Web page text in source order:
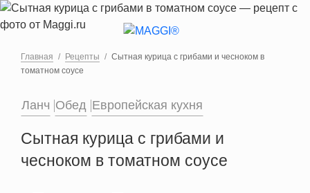
Перейти к основному содержанию
Главная Рецепты
Сытная курица с грибами и чесноком в
томатном соусе
Ланч Обед Европейская кухня
Сытная курица с грибами и
чесноком в томатном соусе